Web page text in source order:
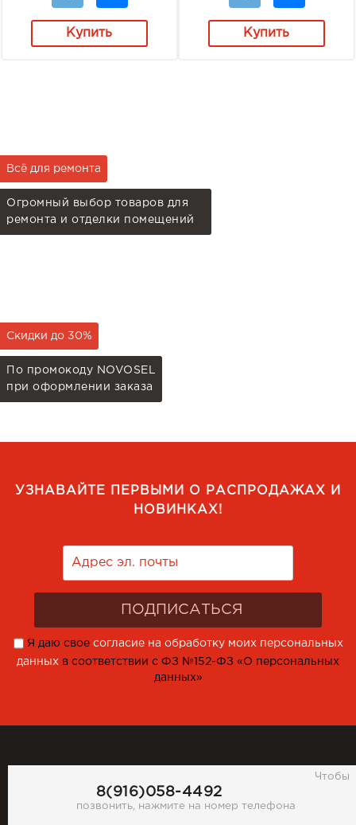
Купить Купить
Всё для ремонта
Огромный выбор товаров для
ремонта и отделки помещений
Скидки до 30%
По промокоду NOVOSEL
при оформлении заказа
УЗНАВАЙТЕ ПЕРВЫМИ О РАСПРОДАЖАХ И
НОВИНКАХ!
Я даю свое согласие на обработку моих персональных
данных в соответствии с ФЗ №152-ФЗ «О персональных
данных»
8(916)058-4492
Чтобы
позвонить, нажмите на номер телефона